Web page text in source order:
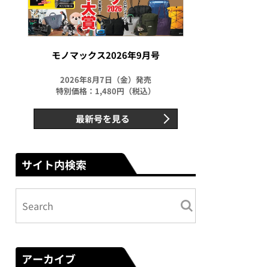
モノマックス2026年9月号
2026年8月7日（金）発売
特別価格：1,480円（税込）
最新号を見る
サイト内検索
アーカイブ